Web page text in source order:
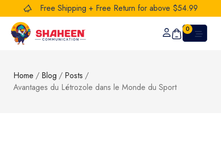
Free Shipping + Free Return for above $54.99
0
Home / Blog / Posts /
Avantages du Létrozole dans le Monde du Sport